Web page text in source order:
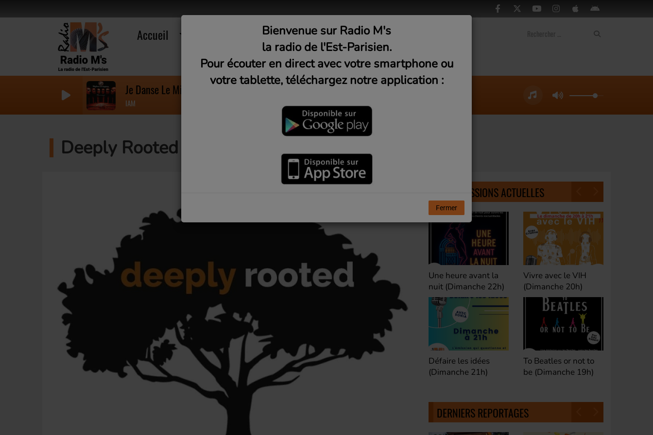
Accueil Musique Médias
Je Danse Le Mia
IAM
Deeply Rooted #2 : Get Hyphy in the Bay
NOS ÉMISSIONS ACTUELLES
Une heure avant la
nuit (Dimanche 22h)
Défaire les idées
Vivre avec le VIH
(Dimanche 20h)
To Beatles or not to
be (Dimanche 19h)
Club M's le Mix by
David (Lundi, jeudi et
samedi 23h)
Fan de Funk (Samedi
21h)
DERNIERS REPORTAGES
Bienvenue sur Radio M's
la radio de l'Est-Parisien.
Pour écouter en direct avec votre smartphone ou
votre tablette, téléchargez notre application :
Fermer